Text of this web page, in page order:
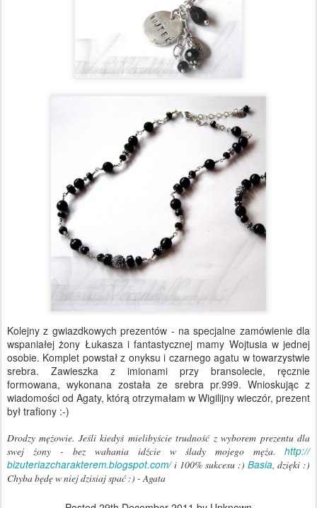
Kolejny z gwiazdkowych prezentów - na specjalne zamówienie dla
wspaniałej żony Łukasza i fantastycznej mamy Wojtusia w jednej
osobie. Komplet powstał z onyksu i czarnego agatu w towarzystwie
srebra. Zawieszka z imionami przy bransolecie, ręcznie
formowana, wykonana została ze srebra pr.999. Wnioskując z
wiadomości od Agaty, którą otrzymałam w Wigilijny wieczór, prezent
był trafiony :-)
Drodzy mężowie. Jeśli kiedyś mielibyście trudność z wyborem prezentu dla
swej żony - bez wahania idźcie w ślady mojego męża. http://
bizuteriazcharakterem.blogspot.com/i 100% sukcesu :) Basia , dzięki :)
Chyba będę w niej dzisiaj spać :) - Agata